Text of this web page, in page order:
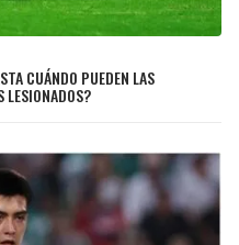
CUÁNDO PUEDEN LAS
LESIONADOS?